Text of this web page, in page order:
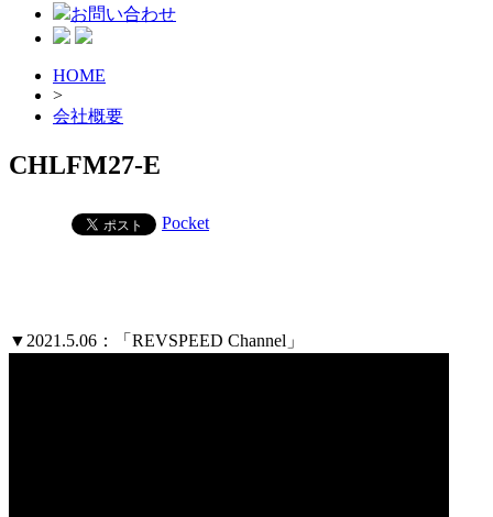
お問い合わせ
HOME
>
会社概要
CHLFM27-E
Pocket
▼2021.5.06：「REVSPEED Channel」